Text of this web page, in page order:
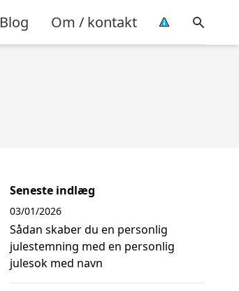
Blog Om / kontakt
Seneste indlæg
Sådan skaber du en personlig
julestemning med en personlig
julesok med navn
03/01/2026